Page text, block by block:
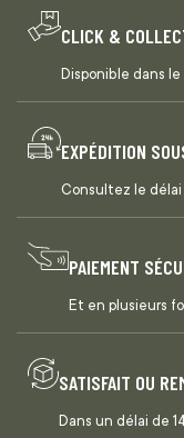
CLICK &
Disponible dans
EXPÉDITION
Consultez le
PAIEMENT
Et en plusieurs
SATISFAIT OU
Dans un délai de